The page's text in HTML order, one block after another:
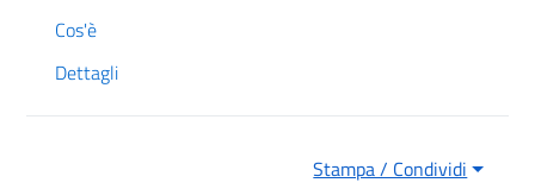
Cos'è
Dettagli
Stampa / Condividi